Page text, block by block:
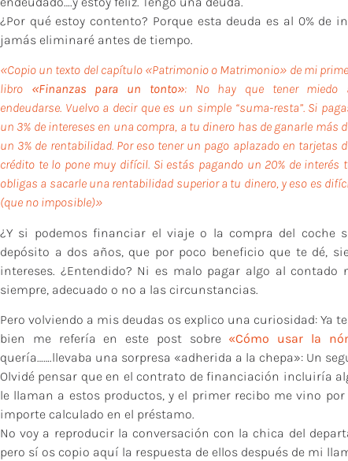
¿Por qué estoy contento? Porque esta deuda es al 0% de
jamás eliminaré antes de tiempo.
«Copio un texto del capítulo «Patrimonio o Matrimonio» de mi
libro «Finanzas para un tonto»: No hay que tener miedo
endeudarse. Vuelvo a decir que es un simple “suma-resta”. Si
un 3% de intereses en una compra, a tu dinero has de ganarle más
un 3% de rentabilidad. Por eso tener un pago aplazado en tarjetas
crédito te lo pone muy difícil. Si estás pagando un 20% de interés
obligas a sacarle una rentabilidad superior a tu dinero, y eso es
(que no imposible)»
¿Y si podemos financiar el viaje o la compra del coche
depósito a dos años, que por poco beneficio que te dé,
intereses. ¿Entendido? Ni es malo pagar algo al
siempre, adecuado o no a las circunstancias.
Pero volviendo a mis deudas os explico una curiosidad: Ya
bien me refería en este post sobre «Cómo usar la
quería…….llevaba una sorpresa «adherida a la chepa»: Un
Olvidé pensar que en el contrato de financiación incluiría
le llaman a estos productos, y el primer recibo me vino
importe calculado en el préstamo.
No voy a reproducir la conversación con la chica del
pero sí os copio aquí la respuesta de ellos después de mi